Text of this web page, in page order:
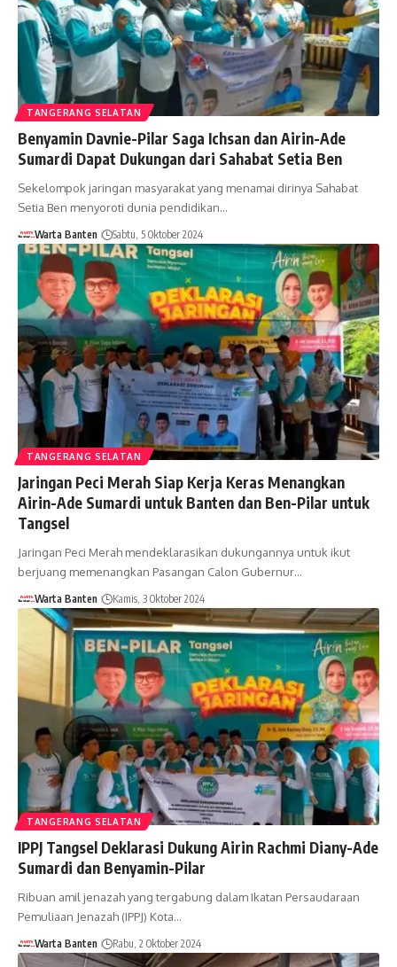
TANGERANG SELATAN
Benyamin Davnie-Pilar Saga Ichsan dan Airin-Ade
Sumardi Dapat Dukungan dari Sahabat Setia Ben
Sekelompok jaringan masyarakat yang menamai dirinya Sahabat
Setia Ben menyoroti dunia pendidikan…
Warta Banten Sabtu, 5 Oktober 2024
TANGERANG SELATAN
Jaringan Peci Merah Siap Kerja Keras Menangkan
Airin-Ade Sumardi untuk Banten dan Ben-Pilar untuk
Tangsel
Jaringan Peci Merah mendeklarasikan dukungannya untuk ikut
berjuang memenangkan Pasangan Calon Gubernur…
Warta Banten Kamis, 3 Oktober 2024
TANGERANG SELATAN
IPPJ Tangsel Deklarasi Dukung Airin Rachmi Diany-Ade
Sumardi dan Benyamin-Pilar
Ribuan amil jenazah yang tergabung dalam Ikatan Persaudaraan
Pemuliaan Jenazah (IPPJ) Kota…
Warta Banten Rabu, 2 Oktober 2024